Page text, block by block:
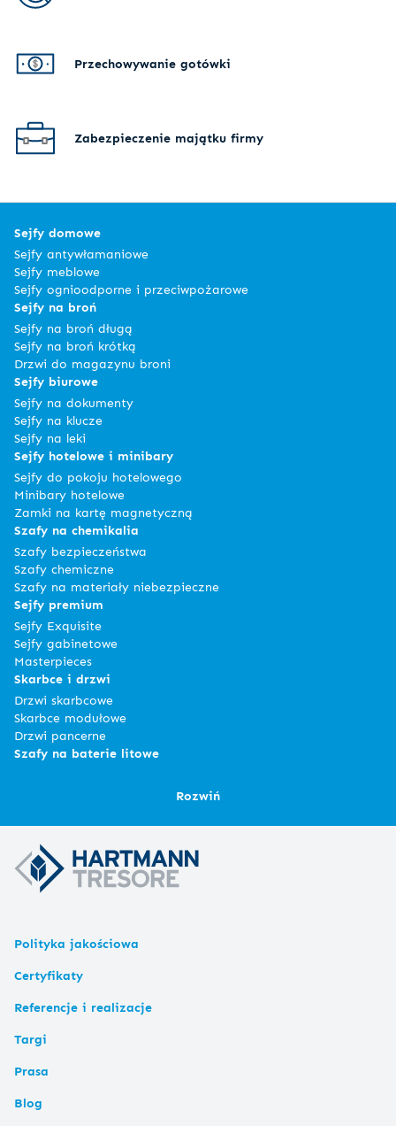
Przechowywanie gotówki
Zabezpieczenie majątku firmy
Sejfy domowe
Sejfy antywłamaniowe
Sejfy meblowe
Sejfy ognioodporne i przeciwpożarowe
Sejfy na broń
Sejfy na broń długą
Sejfy na broń krótką
Drzwi do magazynu broni
Sejfy biurowe
Sejfy na dokumenty
Sejfy na klucze
Sejfy na leki
Sejfy hotelowe i minibary
Sejfy do pokoju hotelowego
Minibary hotelowe
Zamki na kartę magnetyczną
Szafy na chemikalia
Szafy bezpieczeństwa
Szafy chemiczne
Szafy na materiały niebezpieczne
Sejfy premium
Sejfy Exquisite
Sejfy gabinetowe
Masterpieces
Skarbce i drzwi
Drzwi skarbcowe
Skarbce modułowe
Drzwi pancerne
Szafy na baterie litowe
Rozwiń
Polityka jakościowa
Certyfikaty
Referencje i realizacje
Targi
Prasa
Blog